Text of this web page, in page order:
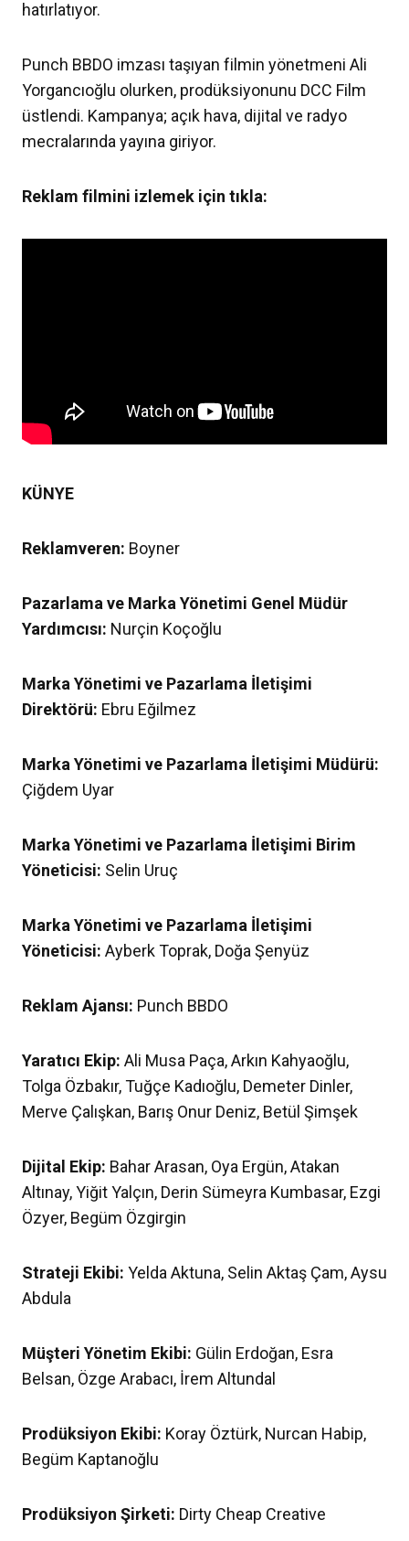
hatırlatıyor.
Punch BBDO imzası taşıyan filmin yönetmeni Ali
Yorgancıoğlu olurken, prodüksiyonunu DCC Film
üstlendi. Kampanya; açık hava, dijital ve radyo
mecralarında yayına giriyor.
Reklam filmini izlemek için tıkla:
KÜNYE
Reklamveren: Boyner
Pazarlama ve Marka Yönetimi Genel Müdür
Yardımcısı: Nurçin Koçoğlu
Marka Yönetimi ve Pazarlama İletişimi
Direktörü: Ebru Eğilmez
Marka Yönetimi ve Pazarlama İletişimi Müdürü:
Çiğdem Uyar
Marka Yönetimi ve Pazarlama İletişimi Birim
Yöneticisi: Selin Uruç
Marka Yönetimi ve Pazarlama İletişimi
Yöneticisi: Ayberk Toprak, Doğa Şenyüz
Reklam Ajansı: Punch BBDO
Yaratıcı Ekip: Ali Musa Paça, Arkın Kahyaoğlu,
Tolga Özbakır, Tuğçe Kadıoğlu, Demeter Dinler,
Merve Çalışkan, Barış Onur Deniz, Betül Şimşek
Dijital Ekip: Bahar Arasan, Oya Ergün, Atakan
Altınay, Yiğit Yalçın, Derin Sümeyra Kumbasar, Ezgi
Özyer, Begüm Özgirgin
Strateji Ekibi: Yelda Aktuna, Selin Aktaş Çam, Aysu
Abdula
Müşteri Yönetim Ekibi: Gülin Erdoğan, Esra
Belsan, Özge Arabacı, İrem Altundal
Prodüksiyon Ekibi: Koray Öztürk, Nurcan Habip,
Begüm Kaptanoğlu
Prodüksiyon Şirketi: Dirty Cheap Creative